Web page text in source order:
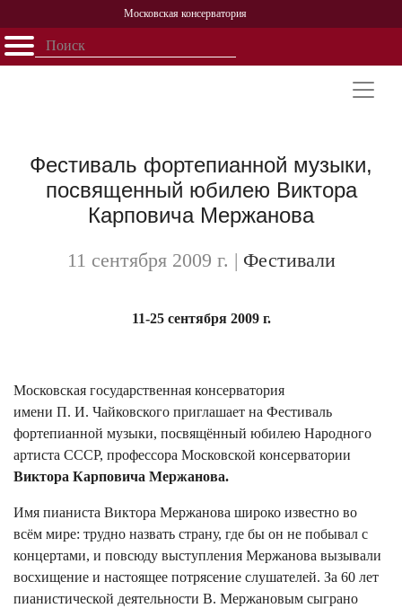
Московская консерватория
Открыть - закрыть
Персоналии
История
Фестиваль фортепианной музыки,
посвященный юбилею Виктора
Карповича Мержанова
11 сентября 2009 г. | Фестивали
11-25 сентября 2009 г.
Московская государственная консерватория
имени П. И. Чайковского приглашает на Фестиваль
фортепианной музыки, посвящённый юбилею Народного
артиста СССР, профессора Московской консерватории
Виктора Карповича Мержанова.
Имя пианиста Виктора Мержанова широко известно во
всём мире: трудно назвать страну, где бы он не побывал с
концертами, и повсюду выступления Мержанова вызывали
восхищение и настоящее потрясение слушателей. За 60 лет
пианистической деятельности В. Мержановым сыграно